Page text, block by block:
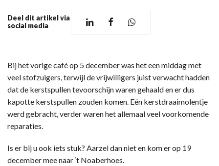
Deel dit artikel via
social media
Bij het vorige café op 5 december was het een middag met
veel stofzuigers, terwijl de vrijwilligers juist verwacht hadden
dat de kerstspullen tevoorschijn waren gehaald en er dus
kapotte kerstspullen zouden komen. Eén kerstdraaimolentje
werd gebracht, verder waren het allemaal veel voorkomende
reparaties.
Is er bij u ook iets stuk? Aarzel dan niet en kom er op 19
december mee naar ‘t Noaberhoes.